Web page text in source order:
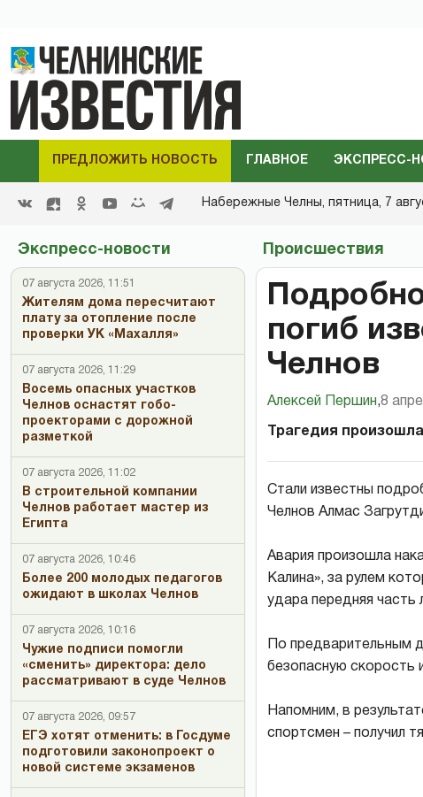
ПРЕДЛОЖИТЬ НОВОСТЬ ГЛАВНОЕ ЭКСПРЕСС-
Набережные Челны, пятница, 7
Экспресс-новости
07 августа 2026, 11:51
Жителям дома пересчитают
плату за отопление после
проверки УК «Махалля»
07 августа 2026, 11:29
Восемь опасных участков
Челнов оснастят гобо-
проекторами с дорожной
разметкой
07 августа 2026, 11:02
В строительной компании
Челнов работает мастер из
Египта
07 августа 2026, 10:46
Более 200 молодых педагогов
ожидают в школах Челнов
07 августа 2026, 10:16
Чужие подписи помогли
«сменить» директора: дело
рассматривают в суде Челнов
07 августа 2026, 09:57
ЕГЭ хотят отменить: в Госдуме
подготовили законопроект о
новой системе экзаменов
Происшествия
погиб
Челнов
Алексей Першин,8
Трагедия
Стали известны
Челнов Алмас
Авария произошла
Калина», за рулем
удара передняя часть
По предварительным
безопасную скорость
Напомним, в
спортсмен – получил